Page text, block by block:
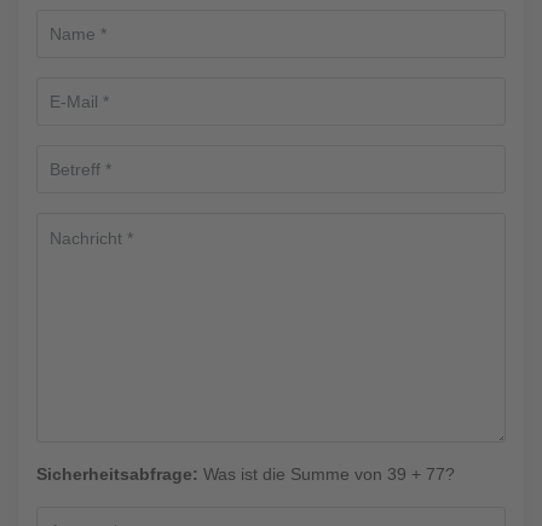
Sicherheitsabfrage: Was ist die Summe von 39 + 77?